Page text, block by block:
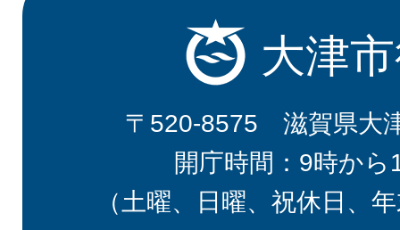
大津
〒520-8575 滋賀県大
開庁時間：9時から
（土曜、日曜、祝休日、